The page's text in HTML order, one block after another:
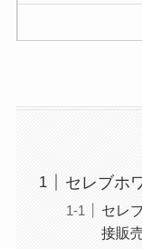
セレブホ
セレ
接販